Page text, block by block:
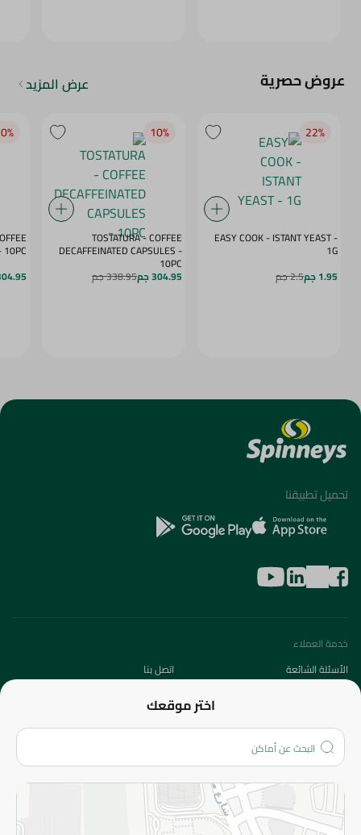
عروض حصرية عرض المزيد
22‎%‎
EASY COOK - ISTANT YEAST -
1G
1.95 جم
2.5 جم
10‎%‎
TOSTATURA - COFFEE
DECAFFEINATED CAPSULES -
10PC
304.95 جم 338.95 جم
VANILLA - 10PC
304.95
اختر موقعك
تحميل تطبيقنا
خدمة العملاء
الأسئلة الشائعة
اتصل بنا
من نحن؟
الفروع
المزيد
الاسترجاع
سياسة الاستخدام
سياسة الخصوصية